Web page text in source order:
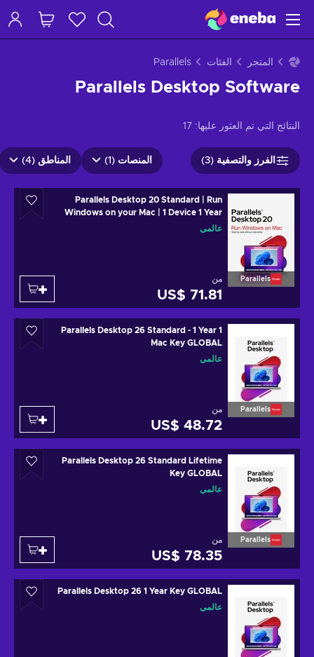
المتجر الفئات Parallels
Parallels Desktop Software
النتائج التي تم العثور عليها: 17
الفرز والتصفية (3) المنصات (1) المناطق (4)
Parallels
Parallels Desktop 20 Standard | Run
Windows on your Mac | 1 Device 1 Year
Key GLOBAL
عالمي
من
US$ 71.81
Parallels
Parallels Desktop 26 Standard - 1 Year 1
Mac Key GLOBAL
عالمي
من
US$ 48.72
Parallels
Parallels Desktop 26 Standard Lifetime
Key GLOBAL
عالمي
من
US$ 78.35
Parallels Desktop 26 1 Year Key GLOBAL
عالمي